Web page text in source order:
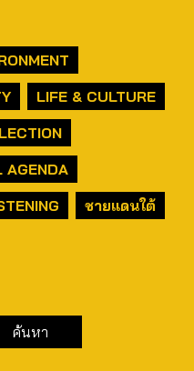
LIFE & CULTURE
AGENDA
ชายแดนใต้